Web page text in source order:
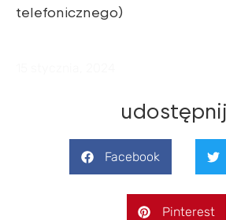
telefonicznego)
Facebook
Pinterest